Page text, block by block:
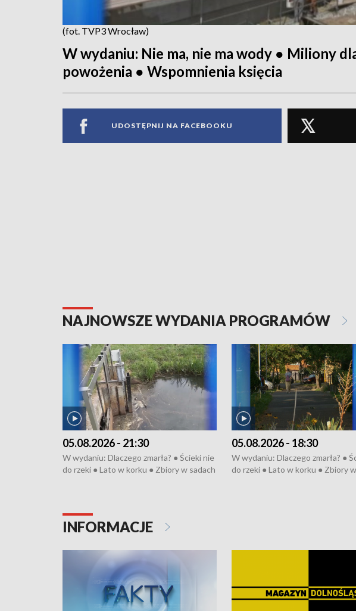
(fot. TVP3 Wrocław)
W wydaniu: Nie ma, nie ma wody ● Miliony
powożenia ● Wspomnienia księcia
UDOSTĘPNIJ NA FACEBOOKU
NAJNOWSZE WYDANIA PROGRAMÓW
05.08.2026 - 21:30
W wydaniu: Dlaczego zmarła? ● Ścieki nie
do rzeki ● Lato w korku ● Zbiory w sadach
05.08.2026 - 18:30
W wydaniu: Dlaczego zmarła? ●
do rzeki ● Lato w korku ● Zbiory
INFORMACJE